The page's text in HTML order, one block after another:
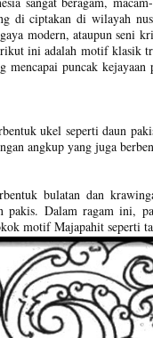
di ciptakan di wilayah
modern, ataupun seni
ini adalah motif klasik
mencapai puncak
ukel seperti daun
angkup yang juga
bulatan dan
pakis. Dalam ragam ini,
motif Majapahit seperti